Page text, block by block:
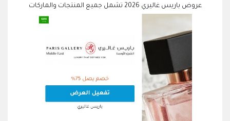
عروض باريس غاليري 2026 تشمل جميع المنتجات والماركات